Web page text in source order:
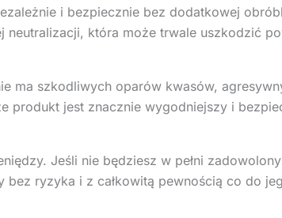
i bezpiecznie bez dodatkowej
neutralizacji, która może trwale uszkodzić
ma szkodliwych oparów kwasów,
produkt jest znacznie wygodniejszy i
Jeśli nie będziesz w pełni zadowolony
ryzyka i z całkowitą pewnością co do